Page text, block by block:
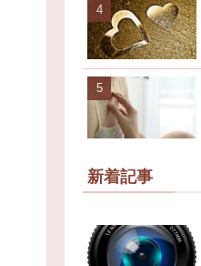
新着記事